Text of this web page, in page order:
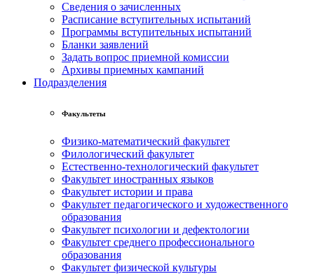
Сведения о зачисленных
Расписание вступительных испытаний
Программы вступительных испытаний
Бланки заявлений
Задать вопрос приемной комиссии
Архивы приемных кампаний
Подразделения
Факультеты
Физико-математический факультет
Филологический факультет
Естественно-технологический факультет
Факультет иностранных языков
Факультет истории и права
Факультет педагогического и художественного
образования
Факультет психологии и дефектологии
Факультет среднего профессионального
образования
Факультет физической культуры